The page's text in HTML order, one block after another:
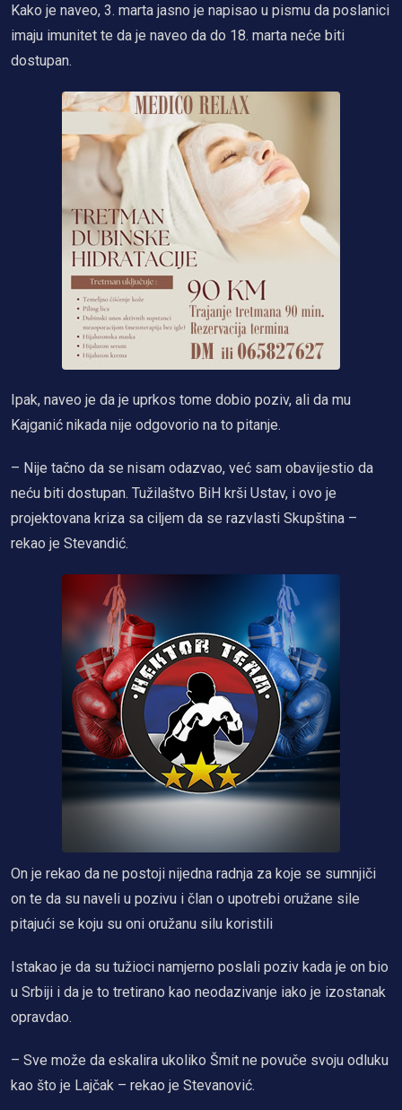
Kako je naveo, 3. marta jasno je napisao u pismu da poslanici
imaju imunitet te da je naveo da do 18. marta neće biti
dostupan.
Ipak, naveo je da je uprkos tome dobio poziv, ali da mu
Kajganić nikada nije odgovorio na to pitanje.
– Nije tačno da se nisam odazvao, već sam obavijestio da
neću biti dostupan. Tužilaštvo BiH krši Ustav, i ovo je
projektovana kriza sa ciljem da se razvlasti Skupština –
rekao je Stevandić.
On je rekao da ne postoji nijedna radnja za koje se sumnjiči
on te da su naveli u pozivu i član o upotrebi oružane sile
pitajući se koju su oni oružanu silu koristili
Istakao je da su tužioci namjerno poslali poziv kada je on bio
u Srbiji i da je to tretirano kao neodazivanje iako je izostanak
opravdao.
– Sve može da eskalira ukoliko Šmit ne povuče svoju odluku
kao što je Lajčak – rekao je Stevanović.